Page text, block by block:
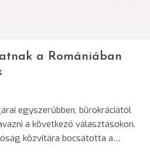
a Romániában
egyszerűbben, bürokráciától
a következő választásokon.
közvitára bocsátotta a…